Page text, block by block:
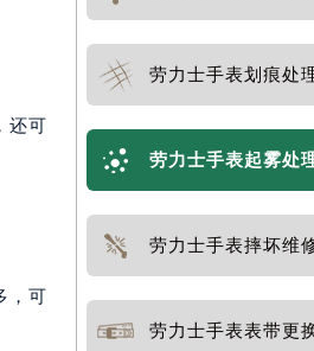
还可
，可
劳力士手表划痕处
劳力士手表起雾处
劳力士手表摔坏维
劳力士手表表带更